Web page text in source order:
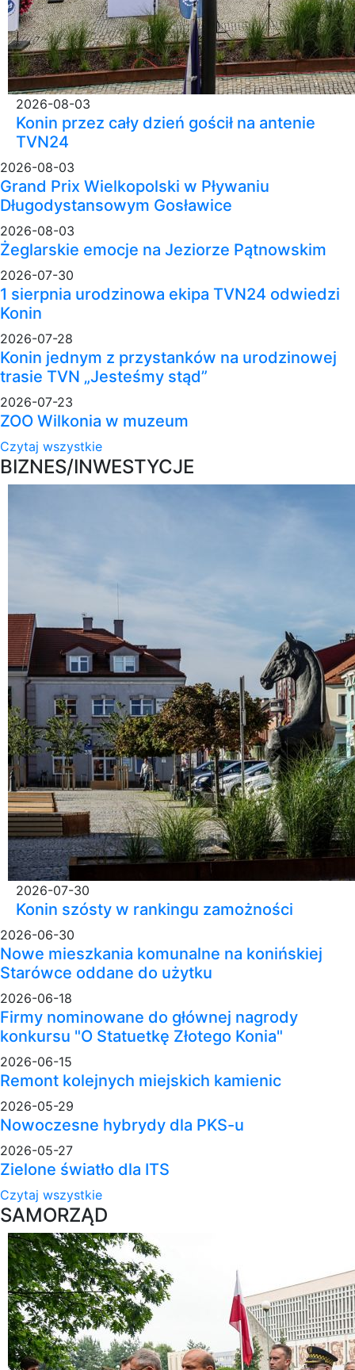
2026-08-03
Konin przez cały dzień gościł na antenie
TVN24
2026-08-03
Grand Prix Wielkopolski w Pływaniu
Długodystansowym Gosławice
2026-08-03
Żeglarskie emocje na Jeziorze Pątnowskim
2026-07-30
1 sierpnia urodzinowa ekipa TVN24 odwiedzi
Konin
2026-07-28
Konin jednym z przystanków na urodzinowej
trasie TVN „Jesteśmy stąd”
2026-07-23
ZOO Wilkonia w muzeum
Czytaj wszystkie
BIZNES/INWESTYCJE
2026-07-30
Konin szósty w rankingu zamożności
2026-06-30
Nowe mieszkania komunalne na konińskiej
Starówce oddane do użytku
2026-06-18
Firmy nominowane do głównej nagrody
konkursu "O Statuetkę Złotego Konia"
2026-06-15
Remont kolejnych miejskich kamienic
2026-05-29
Nowoczesne hybrydy dla PKS-u
2026-05-27
Zielone światło dla ITS
Czytaj wszystkie
SAMORZĄD